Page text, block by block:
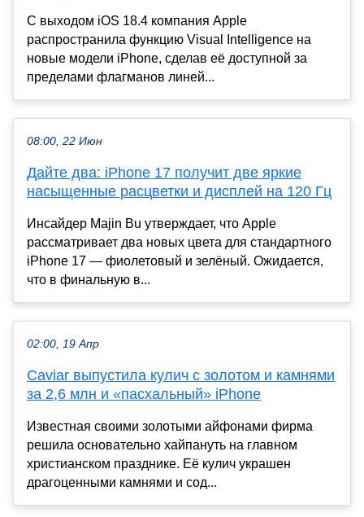
С выходом iOS 18.4 компания Apple
распространила функцию Visual Intelligence на
новые модели iPhone, сделав её доступной за
пределами флагманов линей...
08:00, 22 Июн
Дайте два: iPhone 17 получит две яркие
насыщенные расцветки и дисплей на 120 Гц
Инсайдер Majin Bu утверждает, что Apple
рассматривает два новых цвета для стандартного
iPhone 17 — фиолетовый и зелёный. Ожидается,
что в финальную в...
02:00, 19 Апр
Caviar выпустила кулич с золотом и камнями
за 2,6 млн и «пасхальный» iPhone
Известная своими золотыми айфонами фирма
решила основательно хайпануть на главном
христианском празднике. Её кулич украшен
драгоценными камнями и сод...